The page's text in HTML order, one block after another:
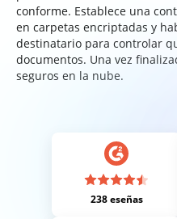
conforme. Establece una
en carpetas encriptadas y
destinatario para controlar
documentos. Una vez
seguros en la nube.
238 eseñas